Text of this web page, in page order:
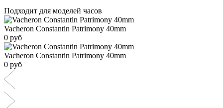
Подходит для моделей часов
Vacheron Constantin Patrimony 40mm
0 руб
Vacheron Constantin Patrimony 40mm
0 руб